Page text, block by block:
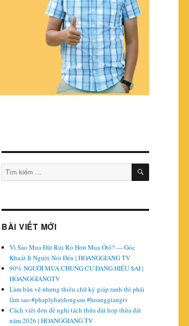
Tìm
kiếm:
TÌM
BÀI VIẾT MỚI
Vì Sao Mua Đất Rủi Ro Hơn Mua Ôtô? — Góc
Khuất Ít Người Nói Đến | HOANGGIANG TV
90% NGƯỜI MUA CHUNG CƯ ĐANG HIỂU SAI |
HOANGGIANGTV
Làm bản vẽ nhưng thiếu chữ ký giáp ranh thì phải
làm sao #phaplybatdongsan #hoanggiangtv
Cách viết đơn đề nghị tách thửa đát hợp thửa đất
năm 2026 | HOANGGIANG TV